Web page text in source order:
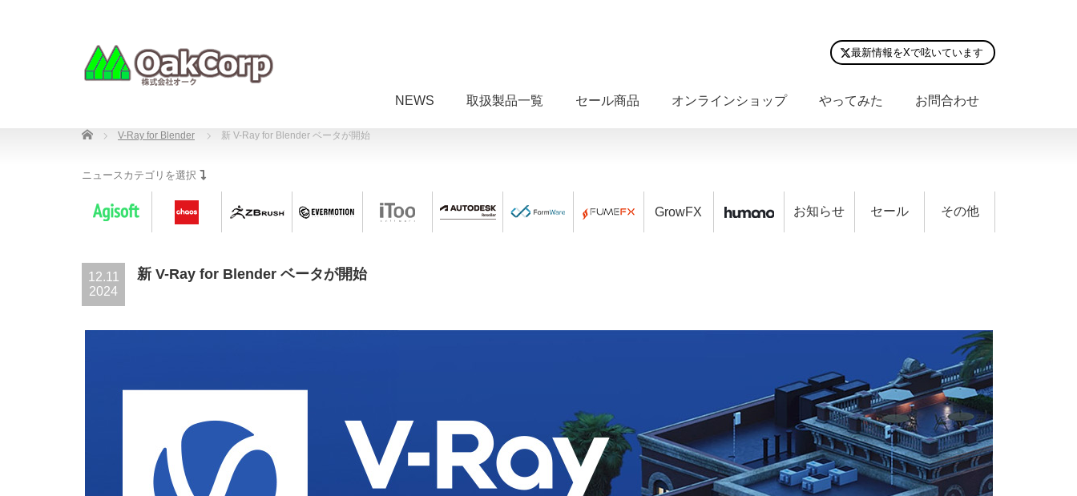
最新情報をXで呟いています
NEWS 取扱製品一覧 セール商品 オンラインショップ やってみた お問合わせ
Home V-Ray for Blender 新 V-Ray for Blender ベータが開始
ニュースカテゴリを選択
GrowFX お知らせ セール その他
12.11
2024
新 V-Ray for Blender ベータが開始